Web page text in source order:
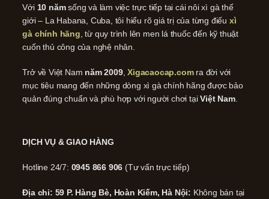
Với 10 nămsống và làm việc trực tiếp tại cái nôi xì gà thế
giới – La Habana, Cuba, tôi hiểu rõ giá trị của từng điếu xì
gà chính hãng , từ quy trình lên men lá thuốc đến kỹ thuật
cuốn thủ công của nghệ nhân.
Trở về Việt Nam năm 2009,Xigacaocap.comra đời với
mục tiêu mang đến những dòng xì gà chính hãng được bảo
quản đúng chuẩn và phù hợp với người chơi tạiViệt Nam.
DỊCH VỤ & GIAO HÀNG
Hotline 24/7: 0945 866 906 (Tư vấn trực tiếp)
Địa chỉ: 59 P. Hàng Bè, Hoàn Kiếm, Hà Nội: Không bán tại